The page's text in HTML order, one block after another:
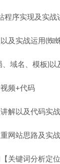
程序实现及实战
及实战运用(蜘
域名、模板)以
频+代码
解以及代码实
网站思路及实
关键词分析定位